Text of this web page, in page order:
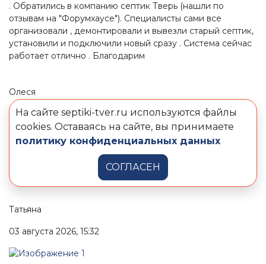
. Обратились в компанию септик Тверь (нашли по
отзывам на "Форумхаусе"). Специалисты сами все
организовали , демонтировали и вывезли старый септик,
установили и подключили новый сразу . Система сейчас
работает отлично . Благодарим
Олеся
05 августа 2026, 11:43
Устанавлива на даче в 2014 году кубовую установку
"Тверь". Проживание сезонное - 5-6 месяцев. Откачивали
ил один раз. Работает идеально. Даже компрессор еще
жив.
Татьяна
03 августа 2026, 15:32
На сайте septiki-tver.ru используются файлы
cookies. Оставаясь на сайте, вы принимаете
политику конфиденциальных данных
СОГЛАСЕН